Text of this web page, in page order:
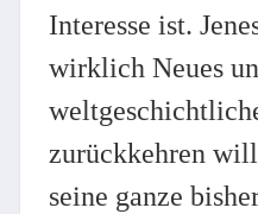
Interesse ist.
wirklich Neues
zurückkehren
seine ganze